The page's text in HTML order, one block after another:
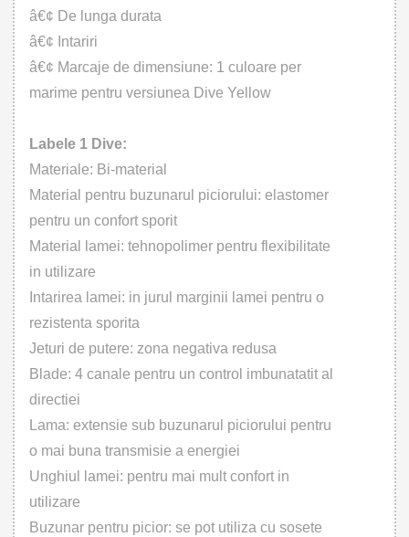
â€¢ De lunga durata
â€¢ Intariri
â€¢ Marcaje de dimensiune: 1 culoare per
marime pentru versiunea Dive Yellow
Labele 1 Dive:
Materiale: Bi-material
Material pentru buzunarul piciorului: elastomer
pentru un confort sporit
Material lamei: tehnopolimer pentru flexibilitate
in utilizare
Intarirea lamei: in jurul marginii lamei pentru o
rezistenta sporita
Jeturi de putere: zona negativa redusa
Blade: 4 canale pentru un control imbunatatit al
directiei
Lama: extensie sub buzunarul piciorului pentru
o mai buna transmisie a energiei
Unghiul lamei: pentru mai mult confort in
utilizare
Buzunar pentru picior: se pot utiliza cu sosete